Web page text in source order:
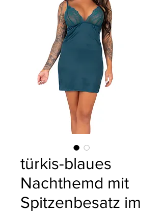
türkis-blaues
Nachthemd mit
Spitzenbesatz im